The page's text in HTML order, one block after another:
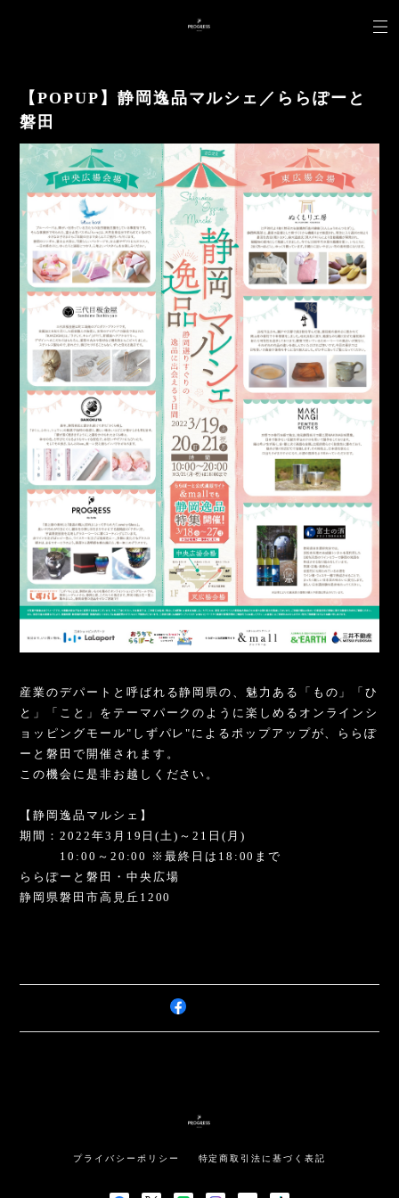
【POPUP】静岡逸品マルシェ／ららぽーと
磐田
産業のデパートと呼ばれる静岡県の、魅力ある「もの」「ひ
と」「こと」をテーマパークのように楽しめるオンラインシ
ョッピングモール"しずパレ"によるポップアップが、ららぽ
ーと磐田で開催されます。
この機会に是非お越しください。
【静岡逸品マルシェ】
期間：2022年3月19日(土)～21日(月)
10:00～20:00 ※最終日は18:00まで
ららぽーと磐田・中央広場
静岡県磐田市高見丘1200
プライバシーポリシー 特定商取引法に基づく表記